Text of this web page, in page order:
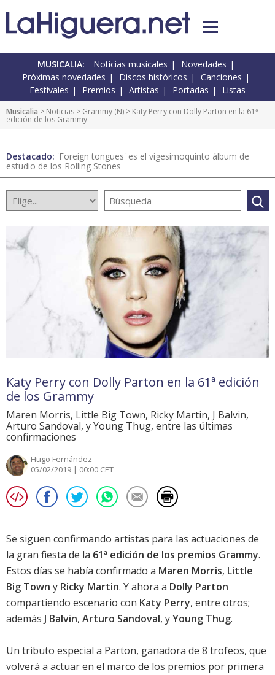
MUSICALIA: Noticias musicales
Novedades
Próximas novedades
Discos históricos
Canciones
Festivales
Premios Artistas Portadas Listas
Musicalia > Noticias > Grammy (N) > Katy Perry con Dolly Parton en la 61ª
edición de los Grammy
Destacado: 'Foreign tongues' es el vigesimoquinto álbum de
estudio de los Rolling Stones
Katy Perry con Dolly Parton en la 61ª edición
de los Grammy
Maren Morris, Little Big Town, Ricky Martin, J Balvin,
Arturo Sandoval, y Young Thug, entre las últimas
confirmaciones
Hugo Fernández
05/02/2019 | 00:00 CET
Se siguen confirmando artistas para las actuaciones de
la gran fiesta de la 61ª edición de los premios Grammy.
Estos días se había confirmado a Maren Morris, Little
Big Town y Ricky Martin. Y ahora a Dolly Parton
compartiendo escenario con Katy Perry, entre otros;
además J Balvin, Arturo Sandoval, yYoung Thug.
Un tributo especial a Parton, ganadora de 8 trofeos, que
volverá a actuar en el marco de los premios por primera